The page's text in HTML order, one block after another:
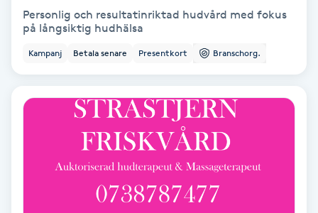
Senioryoga
Shiatsu
Skalpmassage
Personlig och resultatinriktad hudvård med fokus
på långsiktig hudhälsa
Kampanj Betala senare Presentkort Branschorg.